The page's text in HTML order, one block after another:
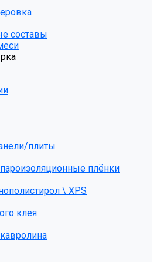
составы
плиты
плёнки
\ XPS
клея